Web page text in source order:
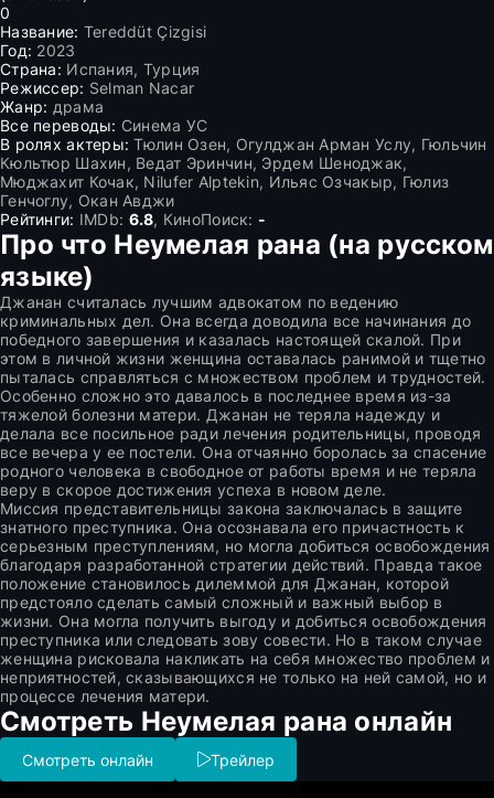
0
Название: Tereddüt Çizgisi
Год: 2023
Страна: Испания, Турция
Режиссер: Selman Nacar
Жанр: драма
Все переводы: Синема УС
В ролях актеры: Тюлин Озен, Огулджан Арман Услу, Гюльчин
Кюльтюр Шахин, Ведат Эринчин, Эрдем Шеноджак,
Мюджахит Кочак, Nilufer Alptekin, Ильяс Озчакыр, Гюлиз
Генчоглу, Окан Авджи
Рейтинги: IMDb: 6.8, КиноПоиск: -
Про что Неумелая рана (на русском
языке)
Джанан считалась лучшим адвокатом по ведению
криминальных дел. Она всегда доводила все начинания до
победного завершения и казалась настоящей скалой. При
этом в личной жизни женщина оставалась ранимой и тщетно
пыталась справляться с множеством проблем и трудностей.
Особенно сложно это давалось в последнее время из-за
тяжелой болезни матери. Джанан не теряла надежду и
делала все посильное ради лечения родительницы, проводя
все вечера у ее постели. Она отчаянно боролась за спасение
родного человека в свободное от работы время и не теряла
веру в скорое достижения успеха в новом деле.
Миссия представительницы закона заключалась в защите
знатного преступника. Она осознавала его причастность к
серьезным преступлениям, но могла добиться освобождения
благодаря разработанной стратегии действий. Правда такое
положение становилось дилеммой для Джанан, которой
предстояло сделать самый сложный и важный выбор в
жизни. Она могла получить выгоду и добиться освобождения
преступника или следовать зову совести. Но в таком случае
женщина рисковала накликать на себя множество проблем и
неприятностей, сказывающихся не только на ней самой, но и
процессе лечения матери.
Смотреть Неумелая рана онлайн
Смотреть онлайн Трейлер